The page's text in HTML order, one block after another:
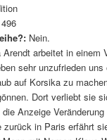
Nein.
Arendt arbeitet in einem
sehr unzufrieden
auf Korsika zu
Dort verliebt sie
Anzeige
zurück in Paris erfährt